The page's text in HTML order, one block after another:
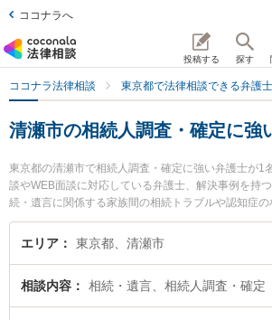
ココナラへ
投稿する 探す
ココナラ法律相談 東京都で法律相談できる弁護士
清瀬市の相続人調査・確定に強
東京都の清瀬市で相続人調査・確定に強い弁護士が1
談やWEB面談に対応している弁護士、解決事例を持
続・遺言に関係する家族間の相続トラブルや認知症
な分野での絞り込み検索もでき便利です。特に東京
弁護士のプロフィール情報や弁護士費用、強みなど
検索したい』『初回相談無料で相続人調査・確定を
弁護士に相談予約したい』などでお困りの相談者さ
エリア 東京都、清瀬市
相談内容 相続・遺言、相続人調査・確定